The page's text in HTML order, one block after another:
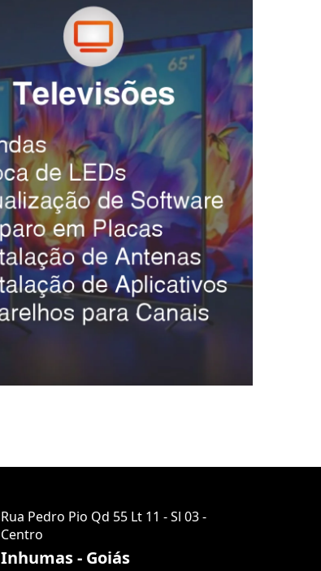
Rua Pedro Pio Qd 55 Lt 11 - Sl 03 -
Centro
Inhumas - Goiás